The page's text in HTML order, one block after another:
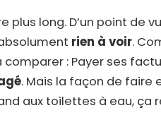
plus long. D’un point de
rien à voir.
: Payer ses
. Mais la façon de
aux toilettes à eau, ça